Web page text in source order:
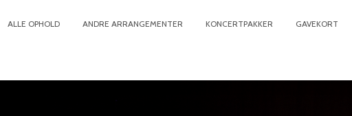
ALLE OPHOLD ANDRE ARRANGEMENTER KONCERTPAKKER GAVEKORT